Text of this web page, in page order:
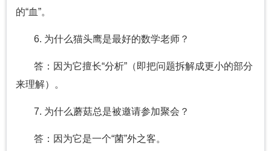
的“血”。
6. 为什么猫头鹰是最好的数学老师？
答：因为它擅长“分析”（即把问题拆解成更小的部分
来理解）。
7. 为什么蘑菇总是被邀请参加聚会？
答：因为它是一个“菌”外之客。